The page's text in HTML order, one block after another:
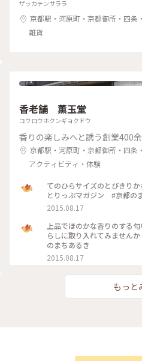
ザッカテンサララ
京都駅・河原町・京都御所・四条
雑貨
香老舗 薫玉堂
コウロウホクンギョクドウ
香りの楽しみへと誘う創業400
京都駅・河原町・京都御所・四条
アクティビティ・体験
てのひらサイズのとびきりか
とりっぷマガジン #京都の
2015.08.17
上品でほのかな香りのする
らしに取り入れてみませんか？ #ことりっぷマガジン #
のまちあるき
2015.08.17
もっと